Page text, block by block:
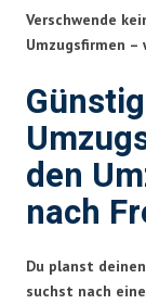
Verschwende
Umzugsfirmen
den
nach
Du planst
suchst nach